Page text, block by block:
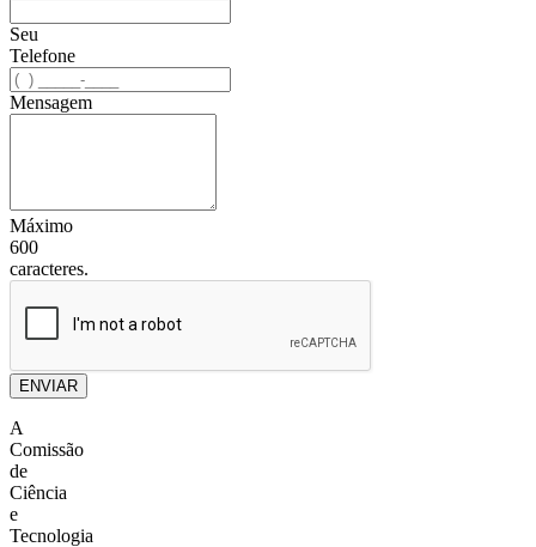
Seu
Telefone
Mensagem
Máximo
600
caracteres.
ENVIAR
A
Comissão
de
Ciência
e
Tecnologia